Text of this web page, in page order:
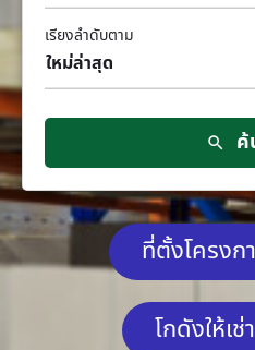
ใหม่ล่าสุด
เรียงลำดับตาม
ค้
ที่ตั้งโครง
โกดังให้เ